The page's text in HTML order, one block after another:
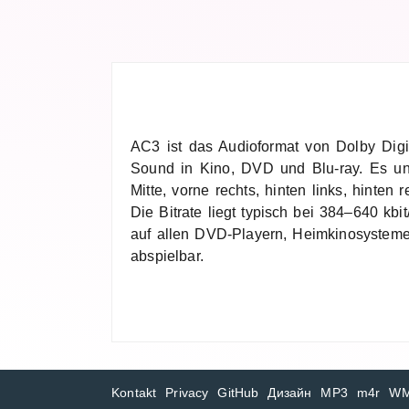
AC3 ist das Audioformat von Dolby
Sound in Kino, DVD und Blu-ray. Es
Mitte, vorne rechts, hinten links, hinten
Die Bitrate liegt typisch bei 384–640
auf allen DVD-Playern,
abspielbar.
Kontakt Privacy GitHub Дизайн MP3 m4r